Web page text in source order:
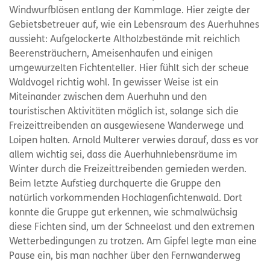
Windwurfblösen entlang der Kammlage. Hier zeigte der
Gebietsbetreuer auf, wie ein Lebensraum des Auerhuhnes
aussieht: Aufgelockerte Altholzbestände mit reichlich
Beerensträuchern, Ameisenhaufen und einigen
umgewurzelten Fichtenteller. Hier fühlt sich der scheue
Waldvogel richtig wohl. In gewisser Weise ist ein
Miteinander zwischen dem Auerhuhn und den
touristischen Aktivitäten möglich ist, solange sich die
Freizeittreibenden an ausgewiesene Wanderwege und
Loipen halten. Arnold Multerer verwies darauf, dass es vor
allem wichtig sei, dass die Auerhuhnlebensräume im
Winter durch die Freizeittreibenden gemieden werden.
Beim letzte Aufstieg durchquerte die Gruppe den
natürlich vorkommenden Hochlagenfichtenwald. Dort
konnte die Gruppe gut erkennen, wie schmalwüchsig
diese Fichten sind, um der Schneelast und den extremen
Wetterbedingungen zu trotzen. Am Gipfel legte man eine
Pause ein, bis man nachher über den Fernwanderweg